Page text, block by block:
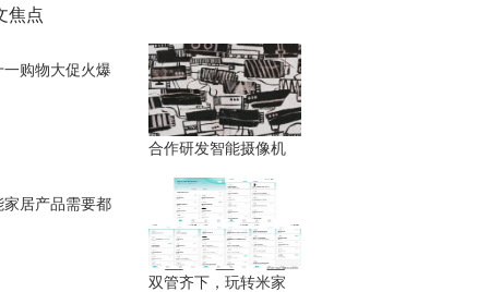
焦点
一购物大促火爆
合作研发智能摄像机
家居产品需要都
双管齐下，玩转米家